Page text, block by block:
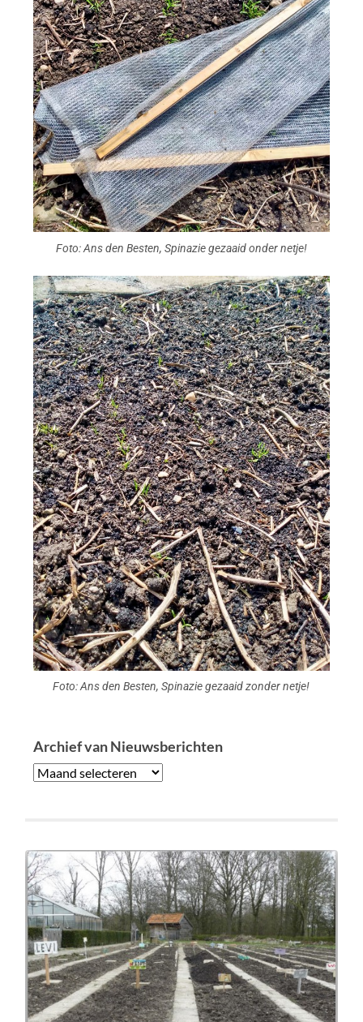
Foto: Ans den Besten, Spinazie gezaaid onder netje!
Foto: Ans den Besten, Spinazie gezaaid zonder netje!
Archief van Nieuwsberichten